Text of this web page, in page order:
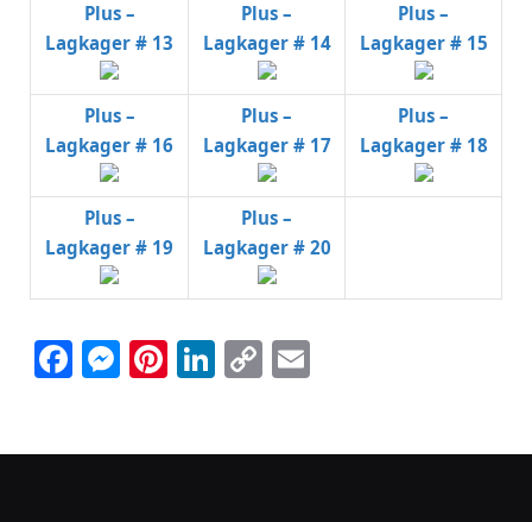
Plus –
Lagkager # 13
Plus –
Lagkager # 14
Plus –
Lagkager # 15
Plus –
Lagkager # 16
Plus –
Lagkager # 17
Plus –
Lagkager # 18
Plus –
Lagkager # 19
Plus –
Lagkager # 20
Facebook
Messenger
Pinterest
LinkedIn
Copy